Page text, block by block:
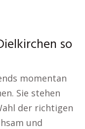
so
momentan
Sie stehen
der richtigen
und